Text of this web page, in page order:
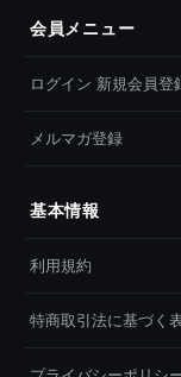
会員メニュー
ログイン 新規会員登
メルマガ登録
基本情報
利用規約
特商取引法に基づく